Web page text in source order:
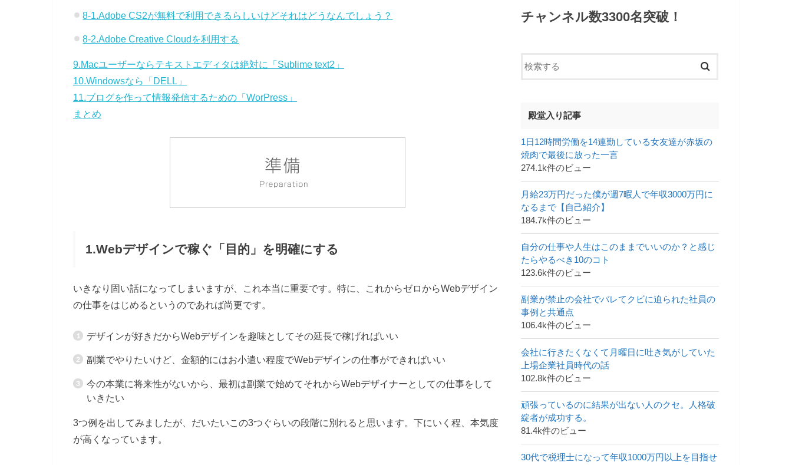
8-1.Adobe CS2が無料で利用できるらしいけどそれはどうなんでしょう？
8-2.Adobe Creative Cloudを利用する
9.Macユーザーならテキストエディタは絶対に「Sublime text2」
10.Windowsなら「DELL」
11.ブログを作って情報発信するための「WorPress」
まとめ
1.Webデザインで稼ぐ「目的」を明確にする
いきなり固い話になってしまいますが、これ本当に重要です。特に、これからゼロからWebデザイン
の仕事をはじめるというのであれば尚更です。
デザインが好きだからWebデザインを趣味としてその延長で稼げればいい
副業でやりたいけど、金額的にはお小遣い程度でWebデザインの仕事ができればいい
今の本業に将来性がないから、最初は副業で始めてそれからWebデザイナーとしての仕事をして
いきたい
3つ例を出してみましたが、だいたいこの3つぐらいの段階に別れると思います。下にいく程、本気度
が高くなっています。
チャンネル数3300名突破！
殿堂入り記事
1日12時間労働を14連勤している女友達が赤坂の
焼肉で最後に放った一言
274.1k件のビュー
月給23万円だった僕が週7暇人で年収3000万円に
なるまで【自己紹介】
184.7k件のビュー
自分の仕事や人生はこのままでいいのか？と感じ
たらやるべき10のコト
123.6k件のビュー
副業が禁止の会社でバレてクビに迫られた社員の
事例と共通点
106.4k件のビュー
会社に行きたくなくて月曜日に吐き気がしていた
上場企業社員時代の話
102.8k件のビュー
頑張っているのに結果が出ない人のクセ。人格破
綻者が成功する。
81.4k件のビュー
30代で税理士になって年収1000万円以上を目指せ